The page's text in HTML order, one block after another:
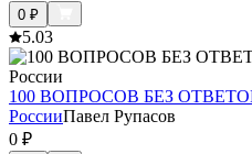
0 ₽
5.03
100 ВОПРОСОВ БЕЗ ОТВЕТОВ
РоссииПавел Рупасов
0 ₽